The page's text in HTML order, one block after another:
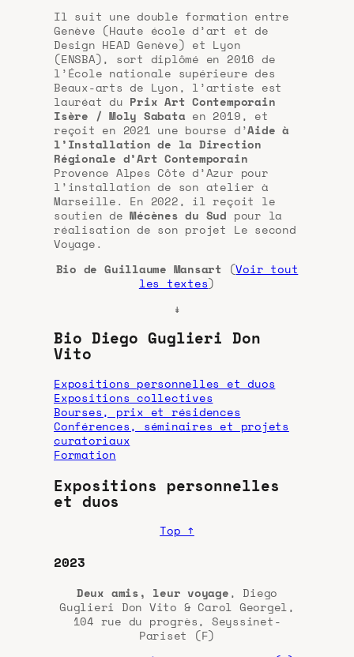
Il suit une double formation entre
Genève (Haute école d’art et de
Design HEAD Genève) et Lyon
(ENSBA), sort diplômé en 2016 de
l’École nationale supérieure des
Beaux-arts de Lyon, l’artiste est
lauréat du Prix Art Contemporain
Isère / Moly Sabata en 2019, et
reçoit en 2021 une bourse d’Aide à
l’Installation de la Direction
Régionale d’Art Contemporain
Provence Alpes Côte d’Azur pour
l’installation de son atelier à
Marseille. En 2022, il reçoit le
soutien deMécènes du Sud pour la
réalisation de son projet Le second
Voyage.
Bio de Guillaume Mansart (Voir tout
les textes)
↡
Bio Diego Guglieri Don
Vito
Expositions personnelles et duos
Expositions collectives
Bourses, prix et résidences
Conférences, séminaires et projets
curatoriaux
Formation
Expositions personnelles
et duos
Top ↑
2023
Deux amis, leur voyage, Diego
Guglieri Don Vito & Carol Georgel,
104 rue du progrès, Seyssinet-
Pariset (F)